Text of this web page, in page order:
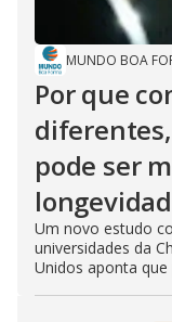
MUNDO BOA
Por que
pode ser
Um novo estudo
universidades da
Unidos aponta que